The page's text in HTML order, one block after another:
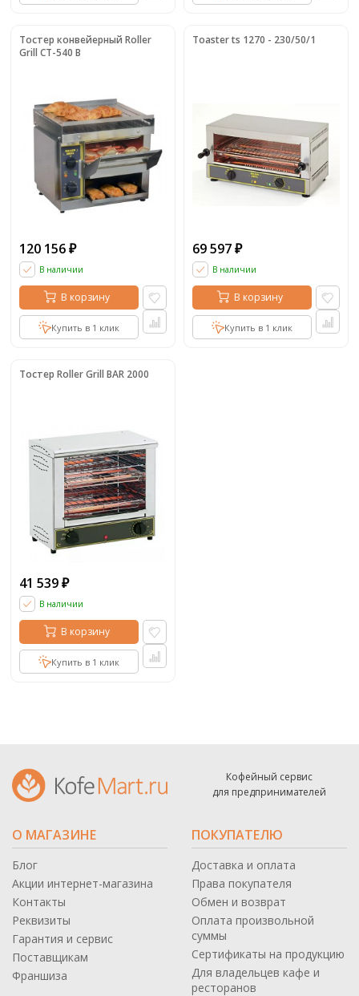
Тостер конвейерный Roller
Grill CT-540 B
120 156 ₽
В наличии
В корзину
Купить в 1 клик
Toaster ts 1270 - 230/50/1
69 597 ₽
В наличии
В корзину
Купить в 1 клик
Тостер Roller Grill BAR 2000
41 539 ₽
В наличии
В корзину
Купить в 1 клик
Кофейный сервис
для предпринимателей
О МАГАЗИНЕ
Блог
Акции интернет-магазина
Контакты
Реквизиты
Гарантия и сервис
Поставщикам
Франшиза
ПОКУПАТЕЛЮ
Доставка и оплата
Права покупателя
Обмен и возврат
Оплата произвольной
суммы
Сертификаты на продукцию
Для владельцев кафе и
ресторанов